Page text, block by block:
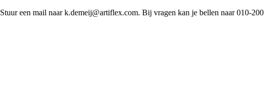
Stuur een mail naar k.demeij@artiflex.com. Bij vragen kan je bellen naar 010-200